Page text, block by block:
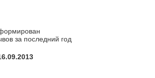
за последний год